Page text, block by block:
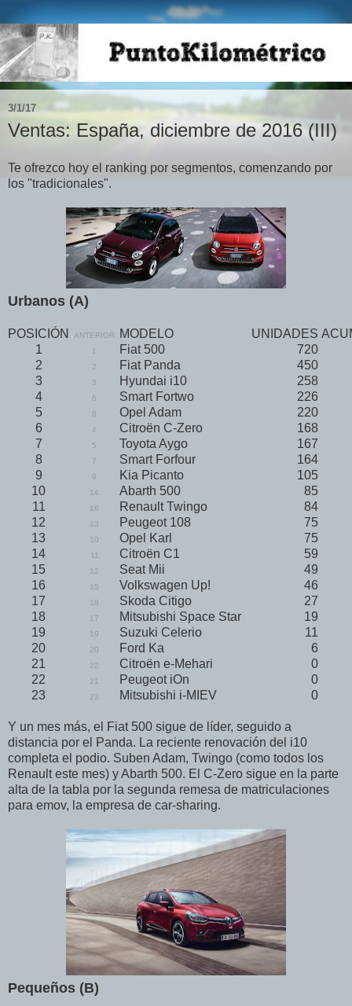
3/1/17
Ventas: España, diciembre de 2016 (III)
Te ofrezco hoy el ranking por segmentos, comenzando por
los "tradicionales".
Urbanos (A)
POSICIÓN ANTERIOR MODELO UNIDADES
1
1 Fiat 500
720
2
2 Fiat Panda
450
3
3 Hyundai i10
258
4
6 Smart Fortwo
226
5
8 Opel Adam
220
6
4 Citroën C-Zero
168
7
5 Toyota Aygo
167
8
7 Smart Forfour
164
9
9 Kia Picanto
105
10
14 Abarth 500
85
11
16 Renault Twingo
84
12
13 Peugeot 108
75
13
10 Opel Karl
75
14
11 Citroën C1
59
15
12 Seat Mii
49
16
15 Volkswagen Up!
46
17
18 Skoda Citigo
27
18
17 Mitsubishi Space Star
19
19
19 Suzuki Celerio
11
20
20 Ford Ka
6
21
22 Citroën e-Mehari
0
22
21 Peugeot iOn
0
23
23 Mitsubishi i-MIEV 0
Y un mes más, el Fiat 500 sigue de líder, seguido a
distancia por el Panda. La reciente renovación del i10
completa el podio. Suben Adam, Twingo (como todos los
Renault este mes) y Abarth 500. El C-Zero sigue en la parte
alta de la tabla por la segunda remesa de matriculaciones
para emov, la empresa de car-sharing.
Pequeños (B)